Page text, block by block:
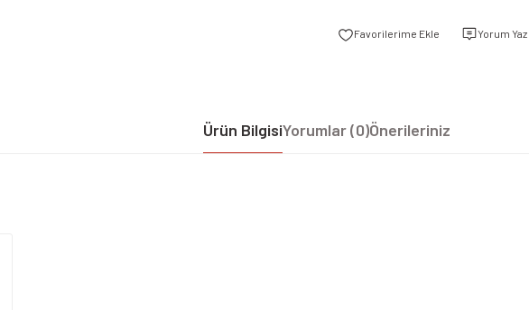
Yorum Yaz
Ürün BilgisiYorumlar (0)Önerileriniz